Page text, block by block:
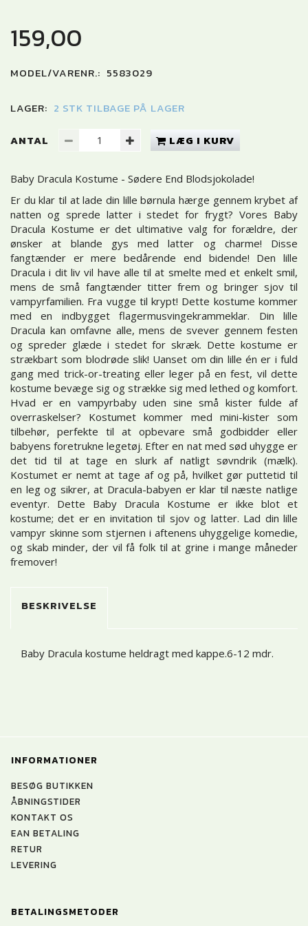
159,00
MODEL/VARENR.: 5583029
LAGER: 2 STK TILBAGE PÅ LAGER
ANTAL LÆG I KURV
Baby Dracula Kostume - Sødere End Blodsjokolade!
Er du klar til at lade din lille børnula hærge gennem krybet af
natten og sprede latter i stedet for frygt? Vores Baby
Dracula Kostume er det ultimative valg for forældre, der
ønsker at blande gys med latter og charme! Disse
fangtænder er mere bedårende end bidende! Den lille
Dracula i dit liv vil have alle til at smelte med et enkelt smil,
mens de små fangtænder titter frem og bringer sjov til
vampyrfamilien. Fra vugge til krypt! Dette kostume kommer
med en indbygget flagermusvingekrammeklar. Din lille
Dracula kan omfavne alle, mens de svever gennem festen
og spreder glæde i stedet for skræk. Dette kostume er
strækbart som blodrøde slik! Uanset om din lille én er i fuld
gang med trick-or-treating eller leger på en fest, vil dette
kostume bevæge sig og strække sig med lethed og komfort.
Hvad er en vampyrbaby uden sine små kister fulde af
overraskelser? Kostumet kommer med mini-kister som
tilbehør, perfekte til at opbevare små godbidder eller
babyens foretrukne legetøj. Efter en nat med sød uhygge er
det tid til at tage en slurk af natligt søvndrik (mælk).
Kostumet er nemt at tage af og på, hvilket gør puttetid til
en leg og sikrer, at Dracula-babyen er klar til næste natlige
eventyr. Dette Baby Dracula Kostume er ikke blot et
kostume; det er en invitation til sjov og latter. Lad din lille
vampyr skinne som stjernen i aftenens uhyggelige komedie,
og skab minder, der vil få folk til at grine i mange måneder
fremover!
BESKRIVELSE
Baby Dracula kostume heldragt med kappe.6-12 mdr.
INFORMATIONER
BESØG BUTIKKEN
ÅBNINGSTIDER
KONTAKT OS
EAN BETALING
RETUR
LEVERING
BETALINGSMETODER